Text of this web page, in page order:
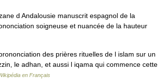
d Andalousie manuscrit espagnol de la
soigneuse et nuancée de la hauteur
des prières rituelles de l islam sur un
le adhan, et aussi l iqama qui commence cette
en Français